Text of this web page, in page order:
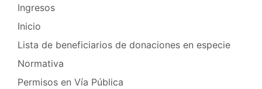
Ingresos
Inicio
Lista de beneficiarios de donaciones en especie
Normativa
Permisos en Vía Pública